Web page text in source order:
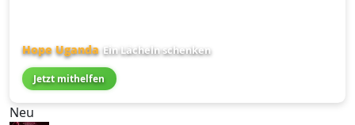
Hope Uganda Ein Lächeln schenken
Jetzt mithelfen
Neu